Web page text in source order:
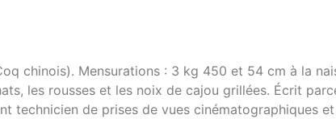
chinois). Mensurations : 3 kg 450 et 54 cm à la
les rousses et les noix de cajou grillées. Écrit
technicien de prises de vues cinématographiques